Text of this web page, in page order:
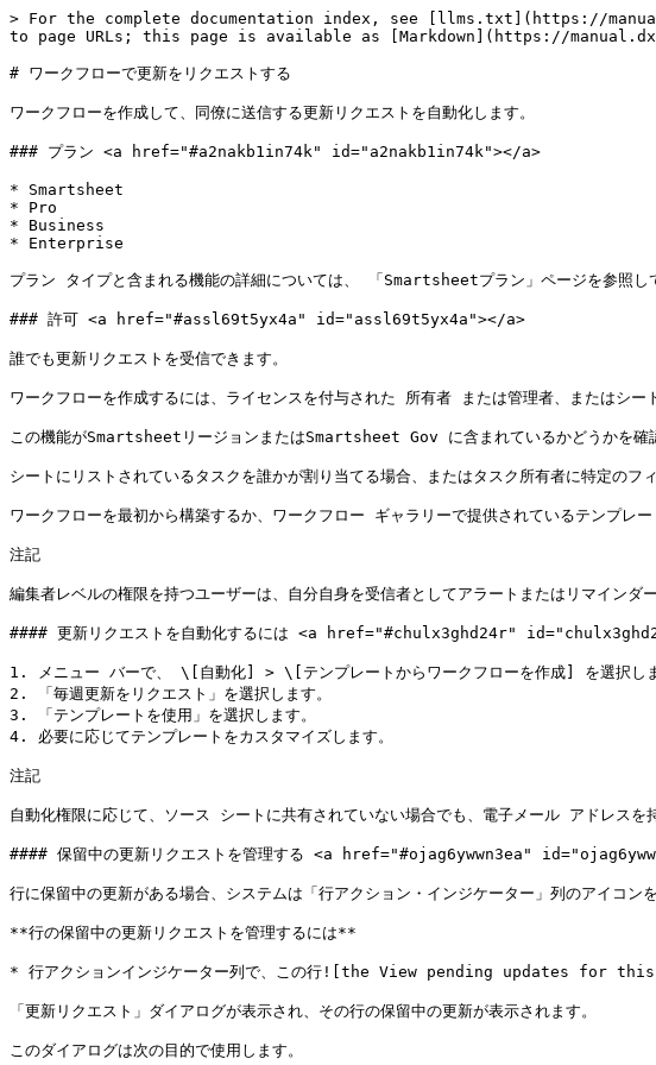
> For the complete documentation index, see [llms.txt](https://
to page URLs; this page is available as [Markdown](https://
# ワークフローで更新をリクエストする
ワークフローを作成して、同僚に送信する更新リクエストを自動化します。
### プラン <a href="#a2nakb1in74k" id="a2nakb1in74k"></a>
* Smartsheet
* Pro
* Business
* Enterprise
プラン タイプと含まれる機能の詳細については、 「Smartsheetプラン」ページを参照し
### 許可 <a href="#assl69t5yx4a" id="assl69t5yx4a"></a>
誰でも更新リクエストを受信できます。
ワークフローを作成するには、ライセンスを付与された 所有者 または管理者、またはシー
この機能がSmartsheetリージョンまたはSmartsheet Gov に含まれているかどうかを確認
シートにリストされているタスクを誰かが割り当てる場合、またはタスク所有者に特定のフ
ワークフローを最初から構築するか、ワークフロー ギャラリーで提供されているテンプレ
注記
編集者レベルの権限を持つユーザーは、自分自身を受信者としてアラートまたはリマインダ
#### 更新リクエストを自動化するには <a href="#chulx3ghd24r"
1. メニュー バーで、 \[自動化] > \[テンプレートからワークフローを作成] を選択しま
2. 「毎週更新をリクエスト」を選択します。
3. 「テンプレートを使用」を選択します。
4. 必要に応じてテンプレートをカスタマイズします。
注記
自動化権限に応じて、ソース シートに共有されていない場合でも、電子メール アドレスを
#### 保留中の更新リクエストを管理する <a href="#ojag6ywwn3ea"
行に保留中の更新がある場合、システムは「行アクション・インジケーター」列のアイコン
**行の保留中の更新リクエストを管理するには**
* 行アクションインジケーター列で、この行![the View pending updates for this
「更新リクエスト」ダイアログが表示され、その行の保留中の更新が表示されます。
このダイアログは次の目的で使用します。